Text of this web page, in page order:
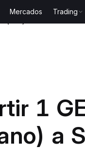
Mercados Trading
1
a